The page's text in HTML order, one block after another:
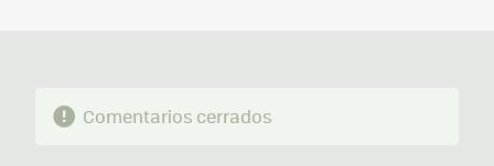
Comentarios cerrados